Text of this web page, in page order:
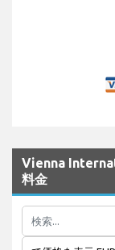
Vienna
料金